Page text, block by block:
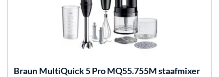
Braun MultiQuick 5 Pro MQ55.755M staafmixer